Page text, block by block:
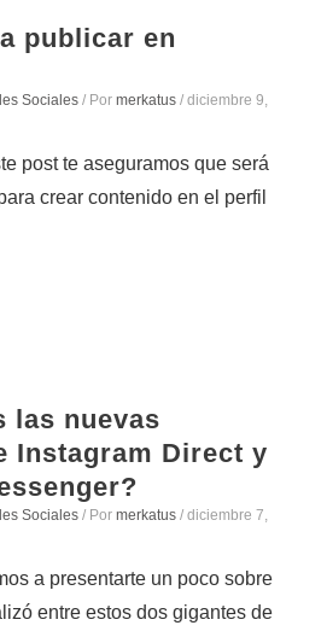
publicar en
Sociales / Por merkatus / diciembre 9,
post te aseguramos que será
crear contenido en el perfil
las nuevas
Instagram Direct y
Sociales / Por merkatus / diciembre 7,
a presentarte un poco sobre
entre estos dos gigantes de